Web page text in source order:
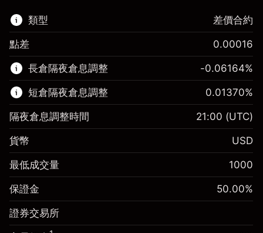
類型
該金融市場可進行差價合約交易。
了解更多：
差價合約
差價合約
點差 0.00016
長倉隔夜倉息調整
保證金。您的投資 $1,000.00
隔夜倉息
-0.061644
%
(-$1.23)
使用杠杆的交易規模（大約值）
-0.06164%
短倉隔夜倉息調整
保證金。您的投資 $1,000.00
隔夜倉息
來自頭寸全值的費用
0.013699
($0.27)
0.01370%
隔夜倉息調整時間 21:00 (UTC)
貨幣 USD
最低成交量 1000
保證金 50.00%
證券交易所